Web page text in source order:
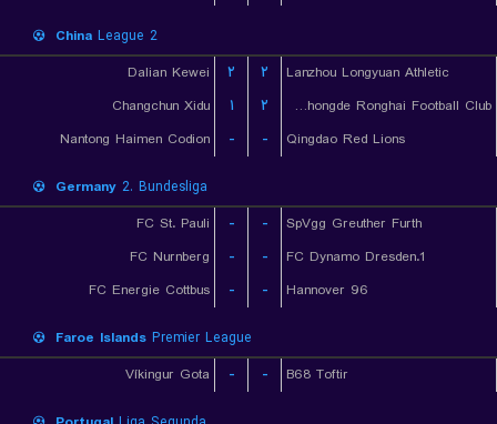
China League 2
Dalian Kewei
۲ ۲
Lanzhou Longyuan Athletic
Changchun Xidu
۱ ۲
Shanxi Chongde Ronghai Football Club
Nantong Haimen Codion
- - Qingdao Red Lions
Germany 2. Bundesliga
FC St. Pauli
- -
SpVgg Greuther Furth
FC Nurnberg
- -
1.FC Dynamo Dresden
FC Energie Cottbus
- - Hannover 96
Faroe Islands Premier League
Víkingur Gota
- - B68 Toftir